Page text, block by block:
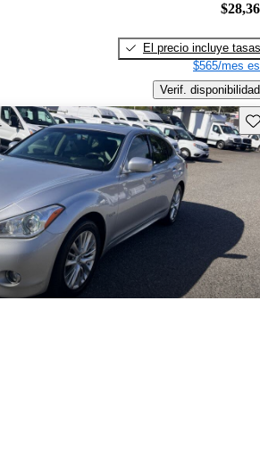
El precio incluye tasas
$565/mes
Verif. disponibilidad